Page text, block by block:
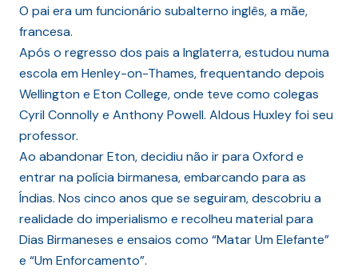
O pai era um funcionário subalterno inglês, a mãe,
francesa.
Após o regresso dos pais a Inglaterra, estudou numa
escola em Henley-on-Thames, frequentando depois
Wellington e Eton College, onde teve como colegas
Cyril Connolly e Anthony Powell. Aldous Huxley foi seu
professor.
Ao abandonar Eton, decidiu não ir para Oxford e
entrar na polícia birmanesa, embarcando para as
Índias. Nos cinco anos que se seguiram, descobriu a
realidade do imperialismo e recolheu material para
Dias Birmaneses e ensaios como “Matar Um Elefante”
e “Um Enforcamento”.